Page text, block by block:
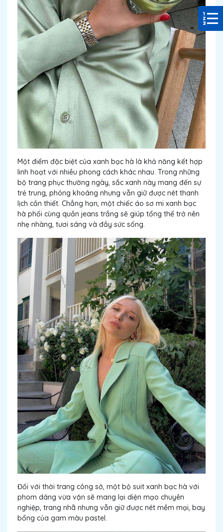
Một điểm đặc biệt của xanh bạc hà là khả năng kết hợp
linh hoạt với nhiều phong cách khác nhau. Trong những
bộ trang phục thường ngày, sắc xanh này mang đến sự
trẻ trung, phóng khoáng nhưng vẫn giữ được nét thanh
lịch cần thiết. Chẳng hạn, một chiếc áo sơ mi xanh bạc
hà phối cùng quần jeans trắng sẽ giúp tổng thể trở nên
nhẹ nhàng, tươi sáng và đầy sức sống.
Đối với thời trang công sở, một bộ suit xanh bạc hà với
phom dáng vừa vặn sẽ mang lại diện mạo chuyên
nghiệp, trang nhã nhưng vẫn giữ được nét mềm mại, bay
bổng của gam màu pastel.